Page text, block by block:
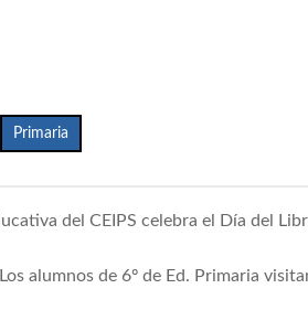
Primaria
del CEIPS celebra el Día del
Los alumnos de 6º de Ed. Primaria